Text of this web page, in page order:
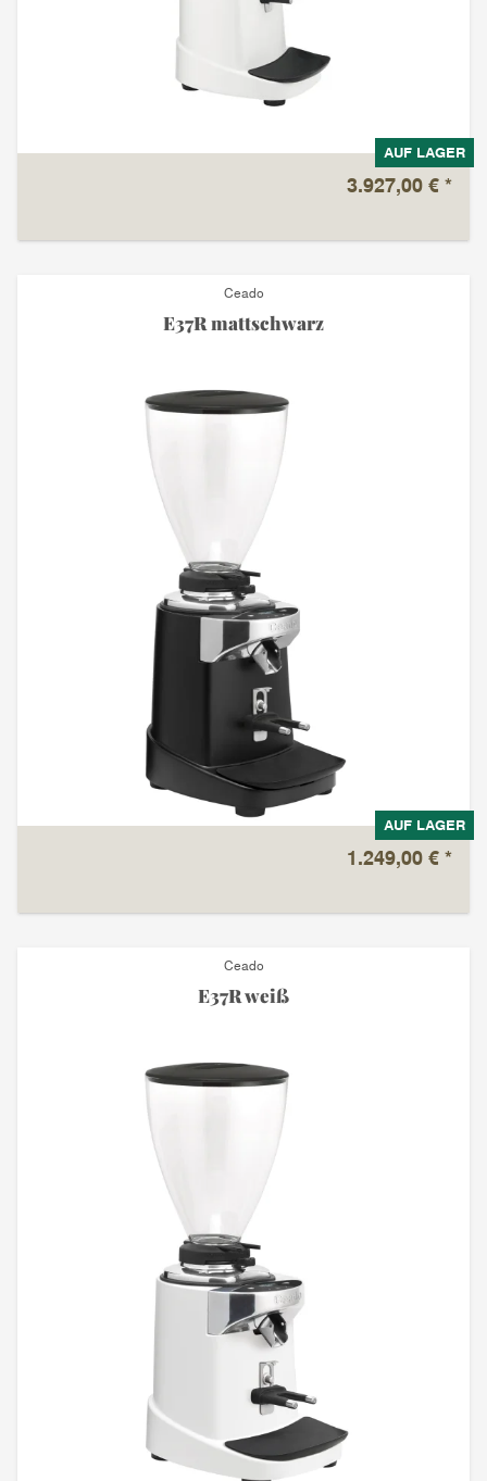
AUF LAGER
3.927,00 € *
Ceado
E37R mattschwarz
AUF LAGER
1.249,00 € *
Ceado
E37R weiß